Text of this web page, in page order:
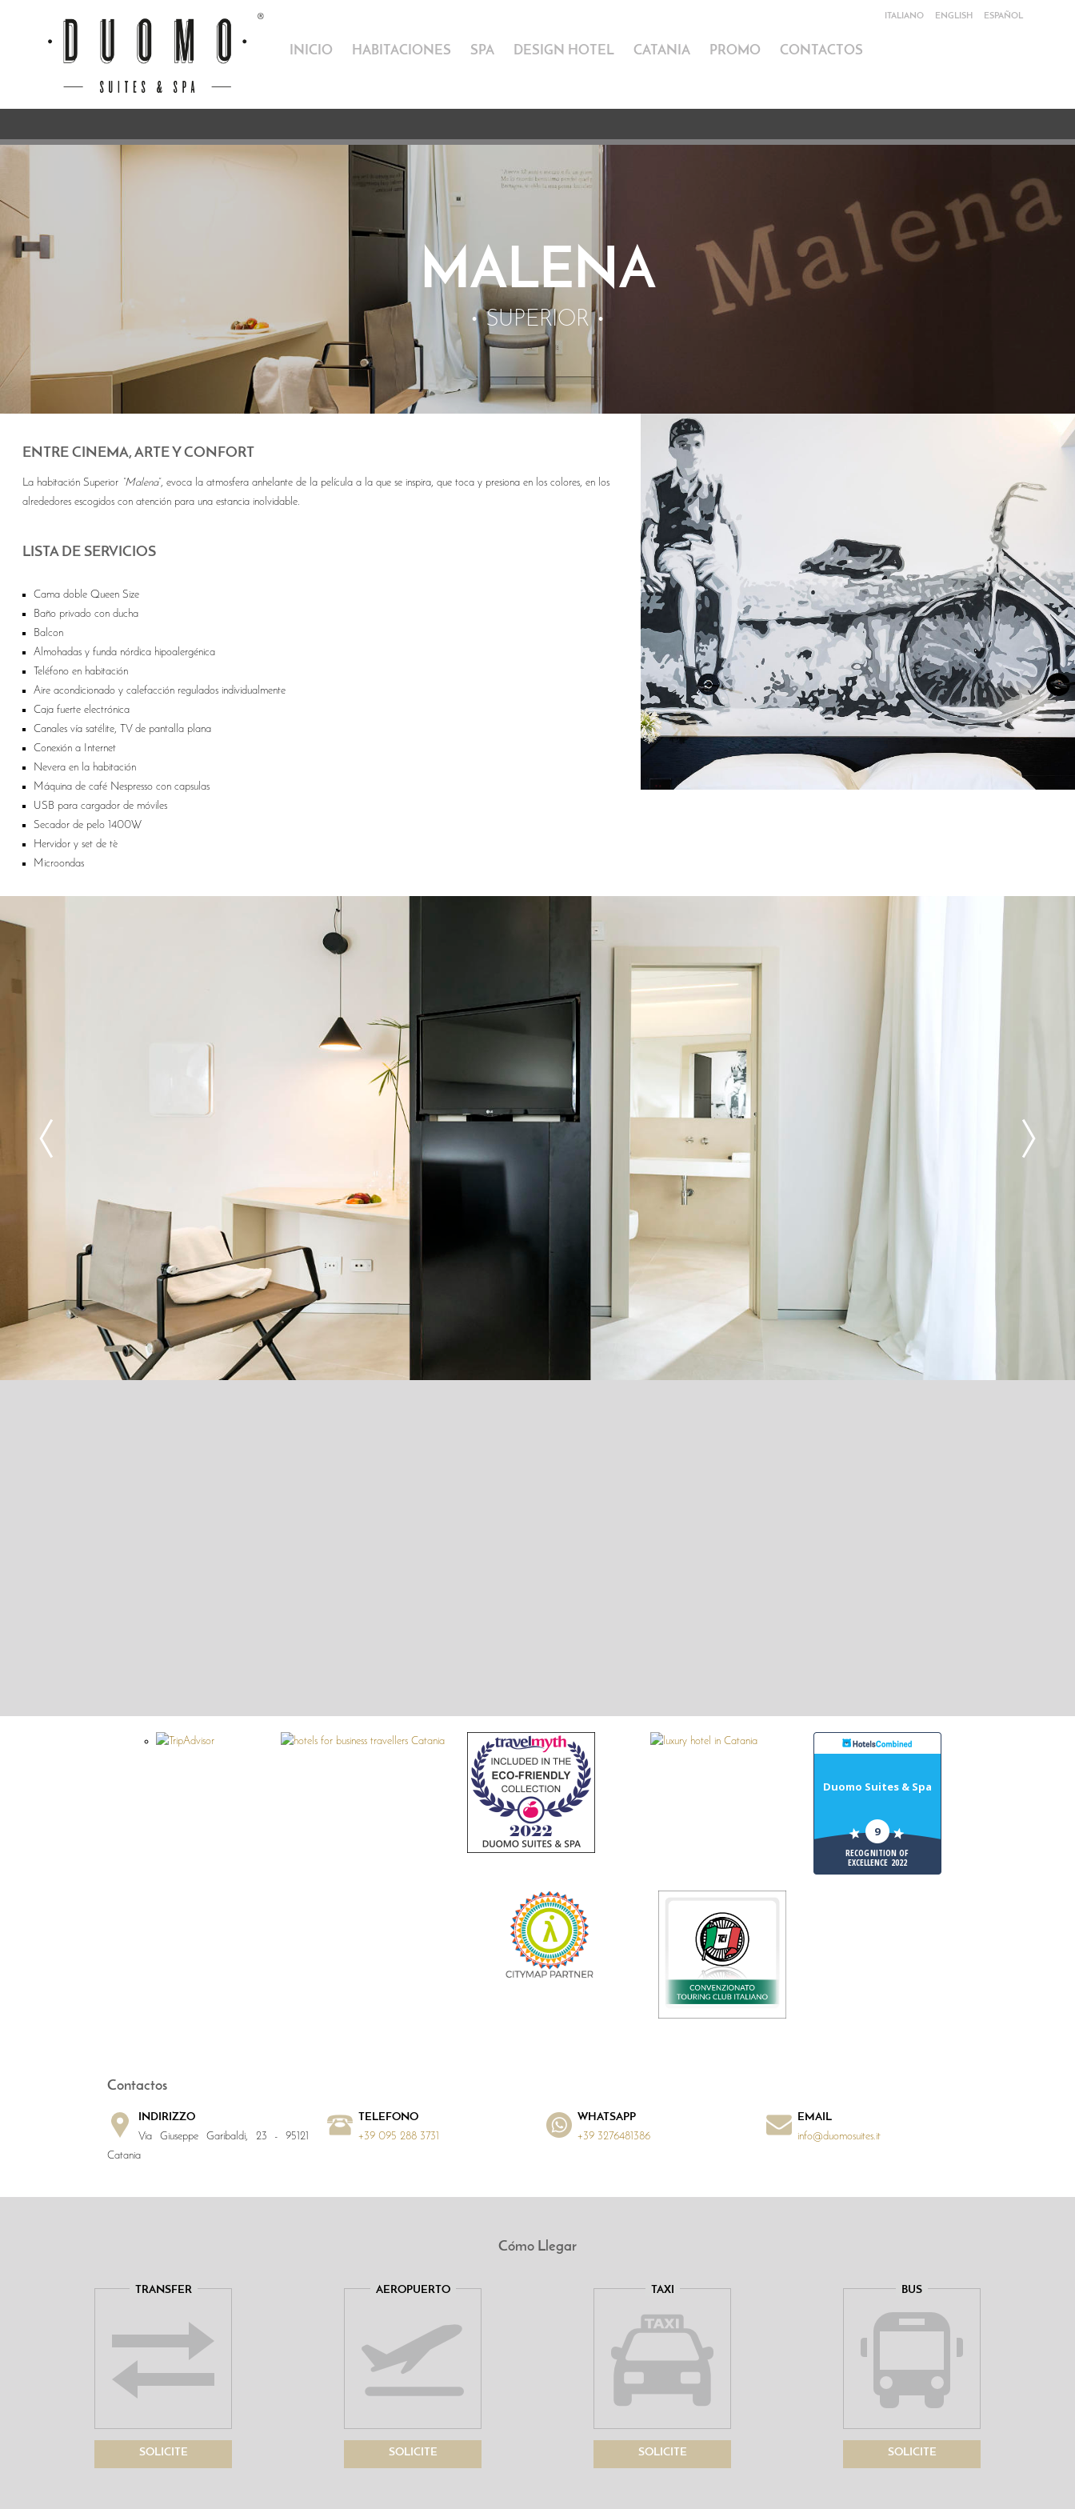
ITALIANO ENGLISH ESPAÑOL
INICIO HABITACIONES SPA DESIGN HOTEL CATANIA PROMO CONTACTOS
MALENA
SUPERIOR
ENTRE CINEMA, ARTE Y CONFORT
La habitación Superior “Malena”, evoca la atmosfera anhelante de la película a la que se inspira, que toca y presiona en los colores, en los
alrededores escogidos con atención para una estancia inolvidable.
LISTA DE SERVICIOS
Cama doble Queen Size
Baño privado con ducha
Balcon
Almohadas y funda nórdica hipoalergénica
Teléfono en habitación
Aire acondicionado y calefacción regulados individualmente
Caja fuerte electrónica
Canales vía satélite, TV de pantalla plana
Conexión a Internet
Nevera en la habitación
Máquina de café Nespresso con capsulas
USB para cargador de móviles
Secador de pelo 1400W
Hervidor y set de tè
Microondas
Duomo Suites & Spa
9
RECOGNITION OF
EXCELLENCE 2022
Contactos
INDIRIZZO
Via Giuseppe Garibaldi, 23 - 95121
Catania
TELEFONO
+39 095 288 3731
WHATSAPP
+39 3276481386
EMAIL
info@duomosuites.it
Cómo Llegar
TRANSFER
SOLICITE
AEROPUERTO
SOLICITE
TAXI
SOLICITE
BUS
SOLICITE